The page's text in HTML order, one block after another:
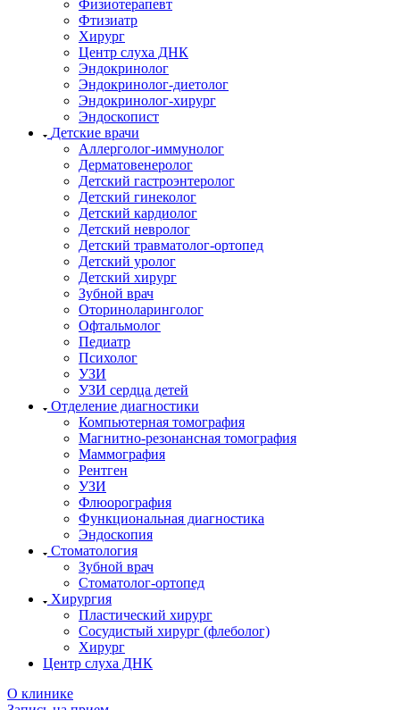
Физиотерапевт
Фтизиатр
Хирург
Центр слуха ДНК
Эндокринолог
Эндокринолог-диетолог
Эндокринолог-хирург
Эндоскопист
Детские врачи
Аллерголог-иммунолог
Дерматовенеролог
Детский гастроэнтеролог
Детский гинеколог
Детский кардиолог
Детский невролог
Детский травматолог-ортопед
Детский уролог
Детский хирург
Зубной врач
Оториноларинголог
Офтальмолог
Педиатр
Психолог
УЗИ
УЗИ сердца детей
Отделение диагностики
Компьютерная томография
Магнитно-резонансная томография
Маммография
Рентген
УЗИ
Флюорография
Функциональная диагностика
Эндоскопия
Стоматология
Зубной врач
Стоматолог-ортопед
Хирургия
Пластический хирург
Сосудистый хирург (флеболог)
Хирург
Центр слуха ДНК
О клинике